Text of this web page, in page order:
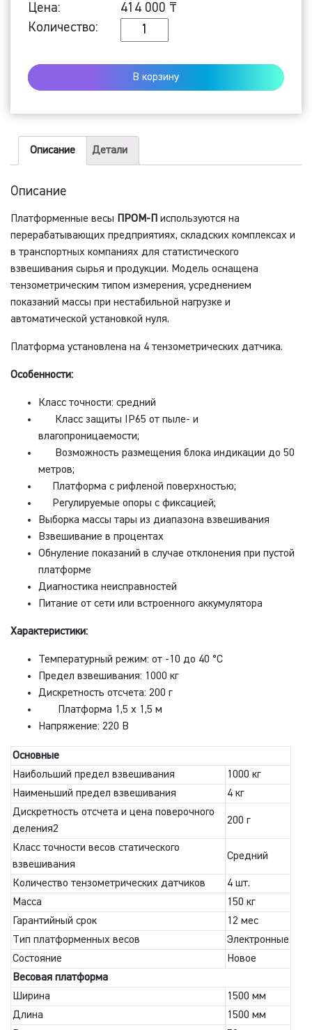
Цена:
414 000 ₸
Количество:
Количество
Платформенные
весы
ПРОМ-
платформы
1,5
м)
В корзину
Описание Детали
Описание
Платформенные весы ПРОМ-П используются на
перерабатывающих предприятиях, складских комплексах и
в транспортных компаниях для статистического
взвешивания сырья и продукции. Модель оснащена
тензометрическим типом измерения, усреднением
показаний массы при нестабильной нагрузке и
автоматической установкой нуля.
Платформа установлена на 4 тензометрических датчика.
Особенности:
Класс точности: средний
Класс защиты IP65 от пыле- и
влагопроницаемости;
Возможность размещения блока индикации до 50
метров;
Платформа с рифленой поверхностью;
Регулируемые опоры с фиксацией;
Выборка массы тары из диапазона взвешивания
Взвешивание в процентах
Обнуление показаний в случае отклонения при пустой
платформе
Диагностика неисправностей
Питание от сети или встроенного аккумулятора
Характеристики:
Температурный режим: от -10 до 40 °С
Предел взвешивания: 1000 кг
Дискретность отсчета: 200 г
Платформа 1,5 х 1,5 м
Напряжение: 220 В
Основные
Наибольший предел взвешивания
1000 кг
Наименьший предел взвешивания
4 кг
Дискретность отсчета и цена поверочного
деления2
200 г
Класс точности весов статического
взвешивания
Средний
Количество тензометрических датчиков
4 шт.
Масса
150 кг
Гарантийный срок
12 мес
Тип платформенных весов
Электронные
Состояние
Новое
Весовая платформа
Ширина
1500 мм
Длина
1500 мм